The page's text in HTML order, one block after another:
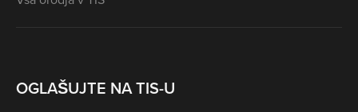
OGLAŠUJTE NA TIS-U